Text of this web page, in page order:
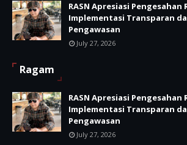
RASN Apresiasi Pengesahan
Implementasi Transparan
Pengawasan
July 27, 2026
Ragam
RASN Apresiasi Pengesahan
Implementasi Transparan
Pengawasan
July 27, 2026